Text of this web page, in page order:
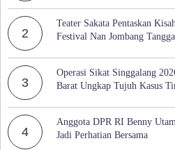
2
Teater Sakata Pentaskan
Festival Nan Jombang
3
Operasi Sikat Singgalang
Barat Ungkap Tujuh Kasus
4
Anggota DPR RI Benny
Jadi Perhatian Bersama